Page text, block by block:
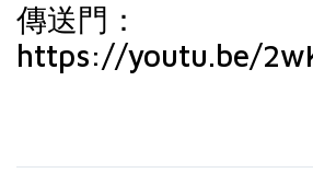
傳送門：
https://youtu.be/